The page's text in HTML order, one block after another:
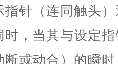
针（连同触头
，当其与设定
断或动合）的瞬